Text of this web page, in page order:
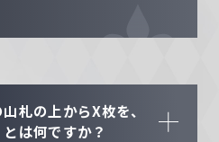
札の上からX枚を、
は何ですか？